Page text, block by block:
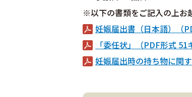
※以下の書類をご記入の上お
妊娠届出書（日本語）（
「委任状」（PDF形式 51
妊娠届出時の持ち物に関